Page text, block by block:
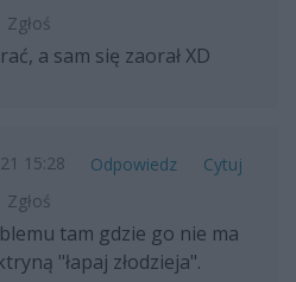
Zgłoś
a sam się zaorał XD
15:28 Odpowiedz
Cytuj
Zgłoś
tam gdzie go nie ma
"łapaj złodzieja".